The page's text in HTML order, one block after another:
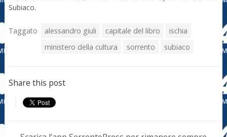
Subiaco.
Taggato alessandro giuli capitale del libro
ischia
ministero della cultura
sorrento subiaco
Share this post